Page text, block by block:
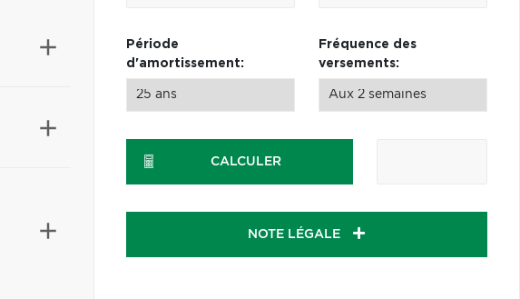
Période
d'amortissement:
Fréquence des
versements:
CALCULER
NOTE LÉGALE